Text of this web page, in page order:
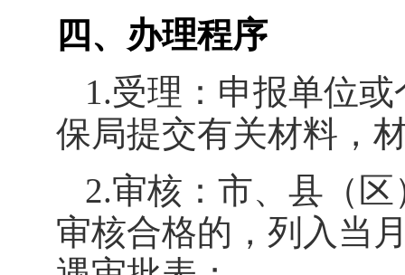
四、办理程序
1.受理：申报单位
保局提交有关材料，
2.审核：市、县（
审核合格的，列入当